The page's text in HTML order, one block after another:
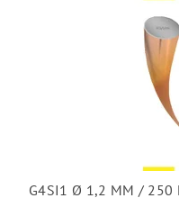
G4SI1 Ø 1,2 MM / 250